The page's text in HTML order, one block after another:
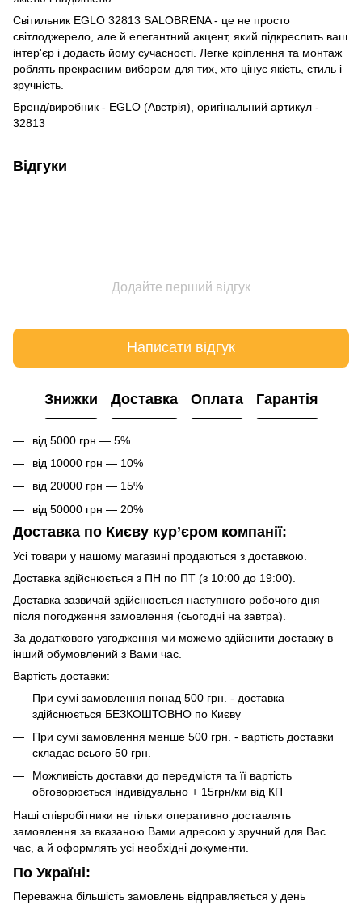
Світильник EGLO 32813 SALOBRENA - це не просто
світлоджерело, але й елегантний акцент, який підкреслить ваш
інтер'єр і додасть йому сучасності. Легке кріплення та монтаж
роблять прекрасним вибором для тих, хто цінує якість, стиль і
зручність.
Бренд/виробник - EGLO (Австрія), оригінальний артикул -
32813
Відгуки
Додайте перший відгук
Написати відгук
Знижки Доставка Оплата Гарантія
від 5000 грн — 5%
від 10000 грн — 10%
від 20000 грн — 15%
від 50000 грн — 20%
Доставка по Києву кур’єром компанії:
Усі товари у нашому магазині продаються з доставкою.
Доставка здійснюється з ПН по ПТ (з 10:00 до 19:00).
Доставка зазвичай здійснюється наступного робочого дня
після погодження замовлення (сьогодні на завтра).
За додаткового узгодження ми можемо здійснити доставку в
інший обумовлений з Вами час.
Вартість доставки:
При сумі замовлення понад 500 грн. - доставка
здійснюється БЕЗКОШТОВНО по Києву
При сумі замовлення менше 500 грн. - вартість доставки
складає всього 50 грн.
Можливість доставки до передмістя та її вартість
обговорюється індивідуально + 15грн/км від КП
Наші співробітники не тільки оперативно доставлять
замовлення за вказаною Вами адресою у зручний для Вас
час, а й оформлять усі необхідні документи.
По Україні:
Переважна більшість замовлень відправляється у день